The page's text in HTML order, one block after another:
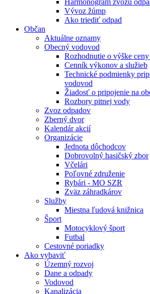
Harmonogram zvozu
Vývoz žúmp
Ako triediť odpad
Občan
Aktuálne oznamy
Obecný vodovod
Rozhodnutie o výške
Cenník výkonov a služieb
Technické podmienky
vodovod
Žiadosť o pripojenie na
Rozbory pitnej vody
Zvoz odpadov
Zberný dvor
Kalendár akcií
Organizácie
Jednota dôchodcov
Dobrovolný hasičský zbor
Včelári
Poľovné združenie
Rybári - MO SZR
Zväz záhradkárov
Služby
Miestna ľudová knižnica
Šport
Motocyklový šport
Futbal
Cestovné poriadky
Ako vybaviť
Územný rozvoj
Dane a odpady
Vodovod
Kanalizácia